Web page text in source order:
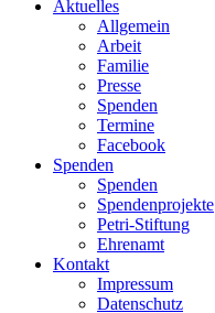
Aktuelles
Allgemein
Arbeit
Familie
Presse
Spenden
Termine
Facebook
Spenden
Spenden
Spendenprojekte
Petri-Stiftung
Ehrenamt
Kontakt
Impressum
Datenschutz